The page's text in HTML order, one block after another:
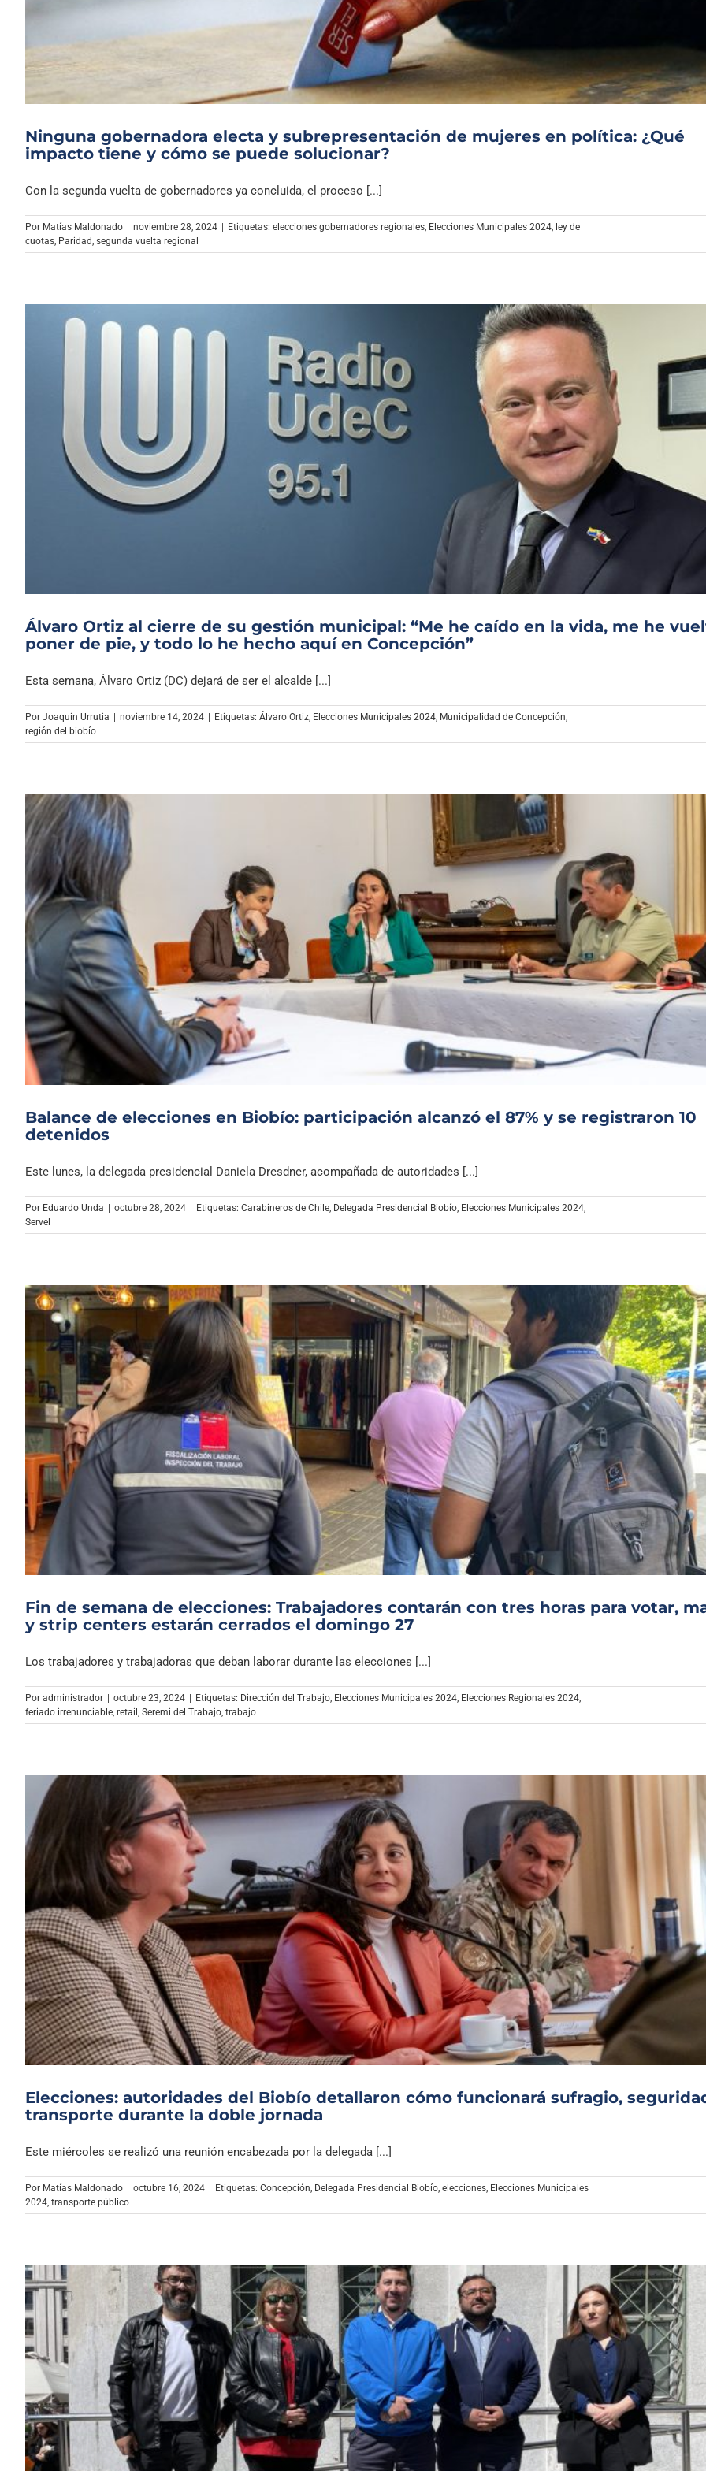
Archivo Sonoro
Ninguna gobernadora electa y subrepresentación de mujeres en política: ¿Qué
impacto tiene y cómo se puede solucionar?
Con la segunda vuelta de gobernadores ya concluida, el proceso [...]
Por Matías Maldonado noviembre 28, 2024 Etiquetas: elecciones gobernadores regionales, Elecciones Municipales 2024, ley de
cuotas, Paridad, segunda vuelta regional
Álvaro Ortiz al cierre de su gestión municipal: “Me he caído en la vida, me he
poner de pie, y todo lo he hecho aquí en Concepción”
Esta semana, Álvaro Ortiz (DC) dejará de ser el alcalde [...]
Por Joaquin Urrutia noviembre 14, 2024 Etiquetas: Álvaro Ortiz, Elecciones Municipales 2024, Municipalidad de Concepción,
región del biobío
Balance de elecciones en Biobío: participación alcanzó el 87% y se registraron 10
detenidos
Este lunes, la delegada presidencial Daniela Dresdner, acompañada de autoridades [...]
Por Eduardo Unda | octubre 28, 2024 | Etiquetas: Carabineros de Chile Delegada Presidencial Biobío Elecciones Municipales 2024
Servel
Fin de semana de elecciones: Trabajadores contarán con tres horas para votar,
y strip centers estarán cerrados el domingo 27
Los trabajadores y trabajadoras que deban laborar durante las elecciones [...]
Por administrador | octubre 23, 2024 | Etiquetas: Dirección del Trabajo Elecciones Municipales 2024 Elecciones Regionales 2024
feriado irrenunciable retail Seremi del Trabajo trabajo
Elecciones: autoridades del Biobío detallaron cómo funcionará sufragio,
transporte durante la doble jornada
Este miércoles se realizó una reunión encabezada por la delegada [...]
Por Matías Maldonado octubre 16, 2024 Etiquetas: Concepción, Delegada Presidencial Biobío, elecciones, Elecciones Municipales
2024, transporte público